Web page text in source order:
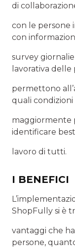
di
con le persone
con
survey
lavorativa
permettono
quali condizioni
maggiormente
identificare
lavoro di tutti.
I BENEFICI
ShopFully si è
vantaggi che
persone,